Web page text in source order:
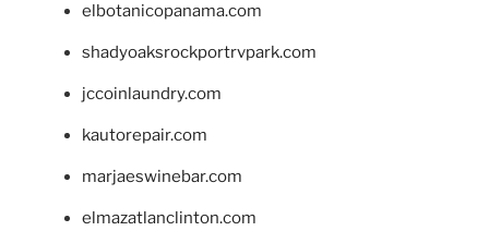
elbotanicopanama.com
shadyoaksrockportrvpark.com
jccoinlaundry.com
kautorepair.com
marjaeswinebar.com
elmazatlanclinton.com